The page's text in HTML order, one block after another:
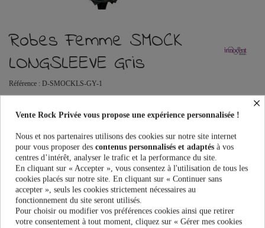
Robes Femme SMOCK
LONGSLEEVE Gris
Référence : D-SMOCKLS-GY-1
meilleur prix. Vente Rock Privée le spécialiste des accessoires Rock,
bien plus encore...
Taille:
Couleur:
×
Vente Rock Privée vous propose une expérience personnalisée !
Nous et nos partenaires utilisons des cookies sur notre site internet
pour vous proposer des contenus personnalisés et adaptés à vos
centres d’intérêt, analyser le trafic et la performance du site.
En cliquant sur « Accepter », vous consentez à l'utilisation de tous les
cookies placés sur notre site. En cliquant sur « Continuer sans
accepter », seuls les cookies strictement nécessaires au
fonctionnement du site seront utilisés.
Pour choisir ou modifier vos préférences cookies ainsi que retirer
votre consentement à tout moment, cliquez sur « Gérer mes cookies